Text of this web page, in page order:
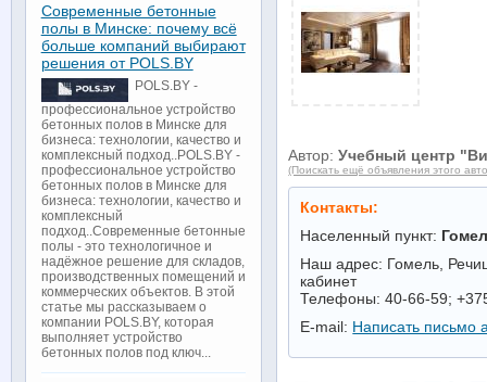
Автор:Учебный центр
(Поискать ещё объявления этого
Контакты:
Населенный пункт:
Наш адрес: Гомель,
кабинет
Телефоны: 40-66-59;
E-mail: Написать письмо
Современные бетонные
полы в Минске: почему всё
больше компаний выбирают
решения от POLS.BY
POLS.BY -
профессиональное устройство
бетонных полов в Минске для
бизнеса: технологии, качество и
комплексный подход..POLS.BY -
профессиональное устройство
бетонных полов в Минске для
бизнеса: технологии, качество и
комплексный
подход..Современные бетонные
полы - это технологичное и
надёжное решение для складов,
производственных помещений и
коммерческих объектов. В этой
статье мы рассказываем о
компании POLS.BY, которая
выполняет устройство
бетонных полов под ключ...